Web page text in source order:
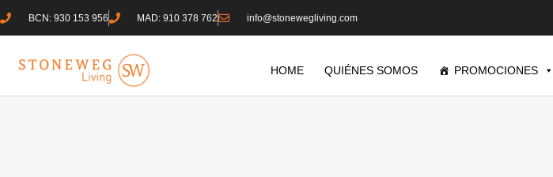
BCN: 930 153 956 MAD: 910 378 762 info@stonewegliving.com
HOME QUIÉNES SOMOS PROMOCIONES